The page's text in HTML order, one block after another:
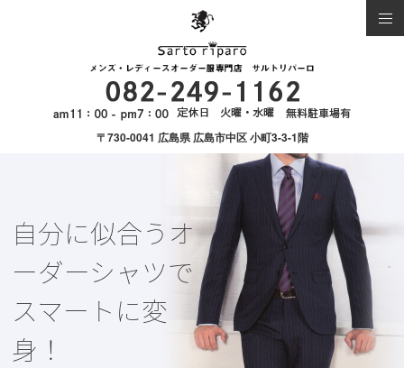
〒730-0041 広島県 広島市中区 小町3-3-1階
自分に似合うオ
ーダーシャツで
スマートに変
身！